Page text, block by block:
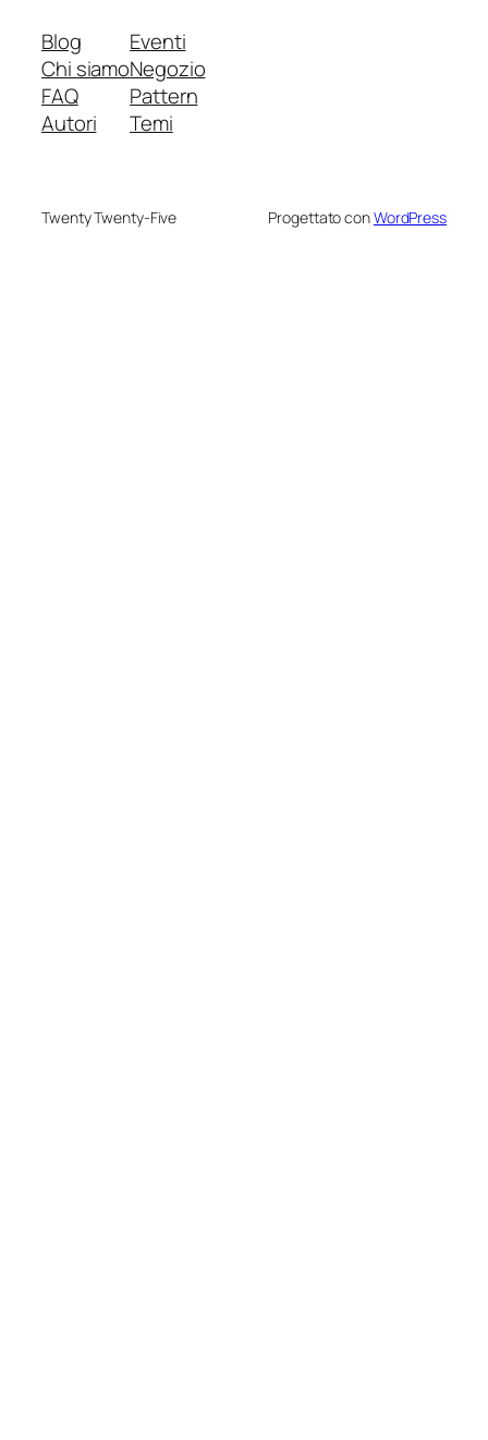
Blog
Chi siamo
FAQ
Autori
Eventi
Negozio
Pattern
Temi
Twenty Twenty-Five Progettato conWordPress